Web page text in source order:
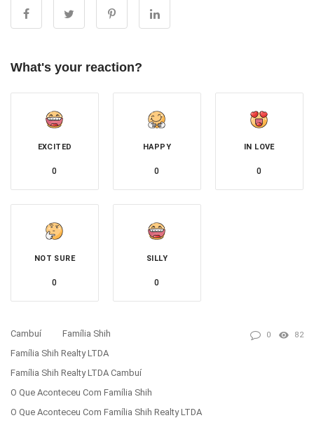
What's your reaction?
EXCITED
0
HAPPY
0
IN LOVE
0
NOT SURE
0
SILLY
0
Cambuí
Família Shih
Família Shih Realty LTDA
Família Shih Realty LTDA Cambuí
O Que Aconteceu Com Família Shih
O Que Aconteceu Com Família Shih Realty LTDA
0 82